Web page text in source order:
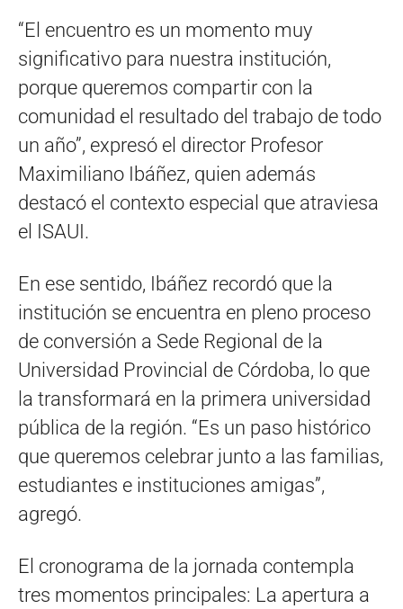
“El encuentro es un momento muy
significativo para nuestra institución,
porque queremos compartir con la
comunidad el resultado del trabajo de todo
un año”, expresó el director Profesor
Maximiliano Ibáñez, quien además
destacó el contexto especial que atraviesa
el ISAUI.
En ese sentido, Ibáñez recordó que la
institución se encuentra en pleno proceso
de conversión a Sede Regional de la
Universidad Provincial de Córdoba, lo que
la transformará en la primera universidad
pública de la región. “Es un paso histórico
que queremos celebrar junto a las familias,
estudiantes e instituciones amigas”,
agregó.
El cronograma de la jornada contempla
tres momentos principales: La apertura a